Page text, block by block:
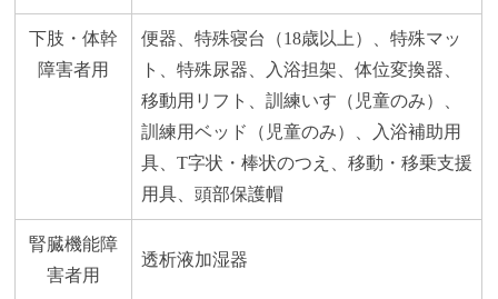
下肢・体幹
障害者用
便器、特殊寝台（18歳以上）、特殊マッ
ト、特殊尿器、入浴担架、体位変換器、
移動用リフト、訓練いす（児童のみ）、
訓練用ベッド（児童のみ）、入浴補助用
具、T字状・棒状のつえ、移動・移乗支援
用具、頭部保護帽
腎臓機能障
害者用
透析液加湿器